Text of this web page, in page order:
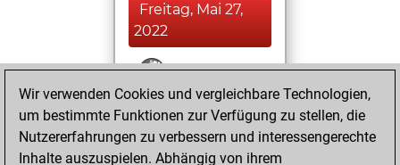
Freitag, Mai 27,
2022
You won
against Fritz
Fritz
You achieved a
BeautyScore of 46
Wir verwenden Cookies und vergleichbare Technologien,
um bestimmte Funktionen zur Verfügung zu stellen, die
Nutzererfahrungen zu verbessern und interessengerechte
Inhalte auszuspielen. Abhängig von ihrem